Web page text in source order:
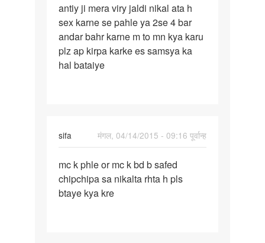
antiy
ji
mera
viry
jaldi
antiy ji mera viry jaldi nikal ata h
sex karne se pahle ya 2se 4 bar
andar bahr karne m to mn kya karu
plz ap kirpa karke es samsya ka
hal bataiye
sifa
मंगल, 04/14/2015 - 09:16 पूर्वान्ह
mc
k
phle
mc k phle or mc k bd b safed
chipchipa sa nikalta rhta h pls
btaye kya kre